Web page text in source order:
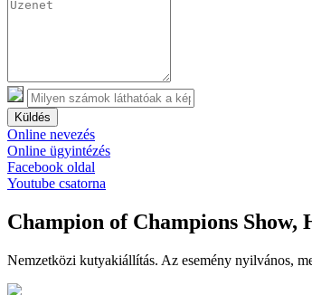
Küldés
Online nevezés
Online ügyintézés
Facebook oldal
Youtube csatorna
Champion of Champions
Nemzetközi kutyakiállítás. Az esemény nyilvános,